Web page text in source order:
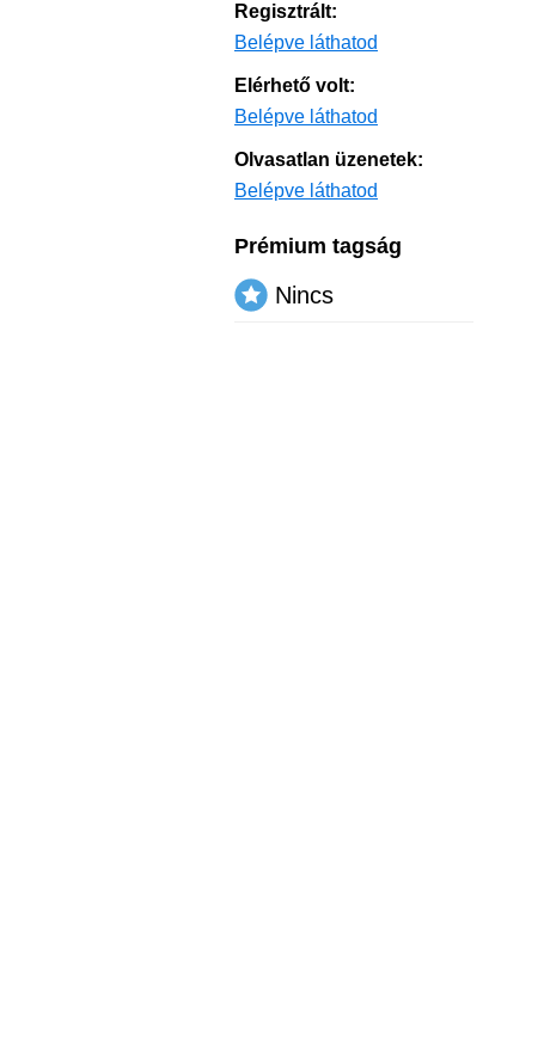
Regisztrált:
Belépve láthatod
Elérhető volt:
Belépve láthatod
Olvasatlan üzenetek:
Belépve láthatod
Prémium tagság
Nincs